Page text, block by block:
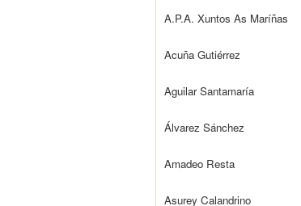
A.P.A. Xuntos As Maríñas
Acuña Gutiérrez
Aguilar Santamaría
Álvarez Sánchez
Amadeo Resta
Asurey Calandrino